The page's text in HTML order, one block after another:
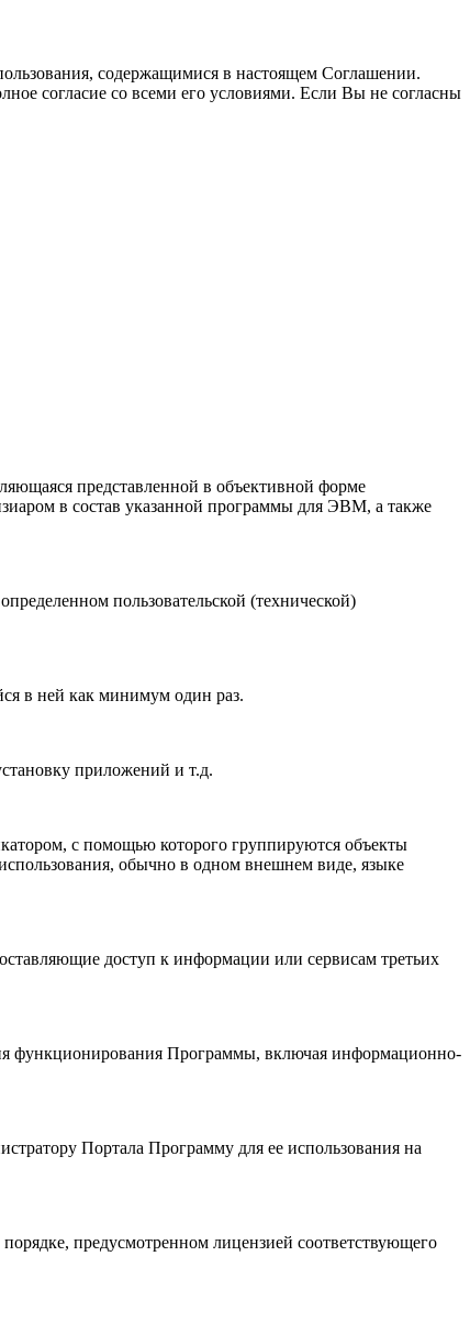
содержащимися в настоящем Соглашении.
согласие со всеми его условиями. Если Вы не согласны
представленной в объективной форме
в состав указанной программы для ЭВМ, а также
пользовательской (технической)
в ней как минимум один раз.
приложений и т.д.
с помощью которого группируются объекты
обычно в одном внешнем виде, языке
доступ к информации или сервисам третьих
функционирования Программы, включая информационно-
Портала Программу для ее использования на
предусмотренном лицензией соответствующего